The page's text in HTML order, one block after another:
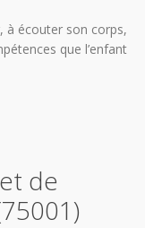
à écouter son corps,
que l’enfant
de